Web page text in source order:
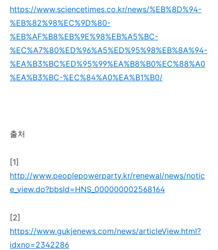
https://www.sciencetimes.co.kr/news/%EB%8D%94-
%EB%82%98%EC%9D%80-
%EB%AF%B8%EB%9E%98%EB%A5%BC-
%EC%A7%80%ED%96%A5%ED%95%98%EB%8A%94-
%EA%B3%BC%ED%95%99%EA%B8%B0%EC%88%A0
%EA%B3%BC-%EC%84%A0%EA%B1%B0/
출처
[1]
http://www.peoplepowerparty.kr/renewal/news/notic
e_view.do?bbsId=HNS_000000002568164
[2]
https://www.gukjenews.com/news/articleView.html?
idxno=2342286